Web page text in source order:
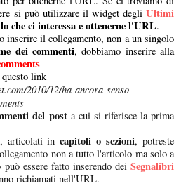
si può utilizzare il widget degli Ultimi
che ci interessa e ottenerne l'URL.
inserire il collegamento, non a un singolo
dei commenti, dobbiamo inserire alla
questo link
2010/12/ha-ancora-senso-
del posta cui si riferisce la prima
articolati in capitoli o sezioni, potreste
non a tutto l'articolo ma solo a
essere fatto inserendo dei Segnalibri
richiamati nell'URL.